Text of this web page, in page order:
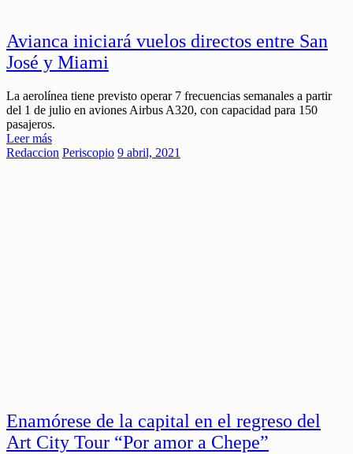
Avianca iniciará vuelos directos entre San
José y Miami
La aerolínea tiene previsto operar 7 frecuencias semanales a partir
del 1 de julio en aviones Airbus A320, con capacidad para 150
pasajeros.
Leer más
Redaccion Periscopio 9 abril, 2021
Enamórese de la capital en el regreso del
Art City Tour “Por amor a Chepe”